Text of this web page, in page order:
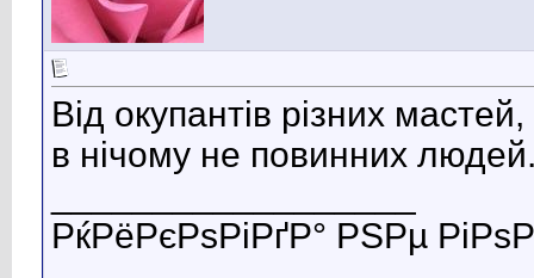
Від окупантів різних
в нічому не повинних
РќРёРєРѕРіРґР° РЅРµ